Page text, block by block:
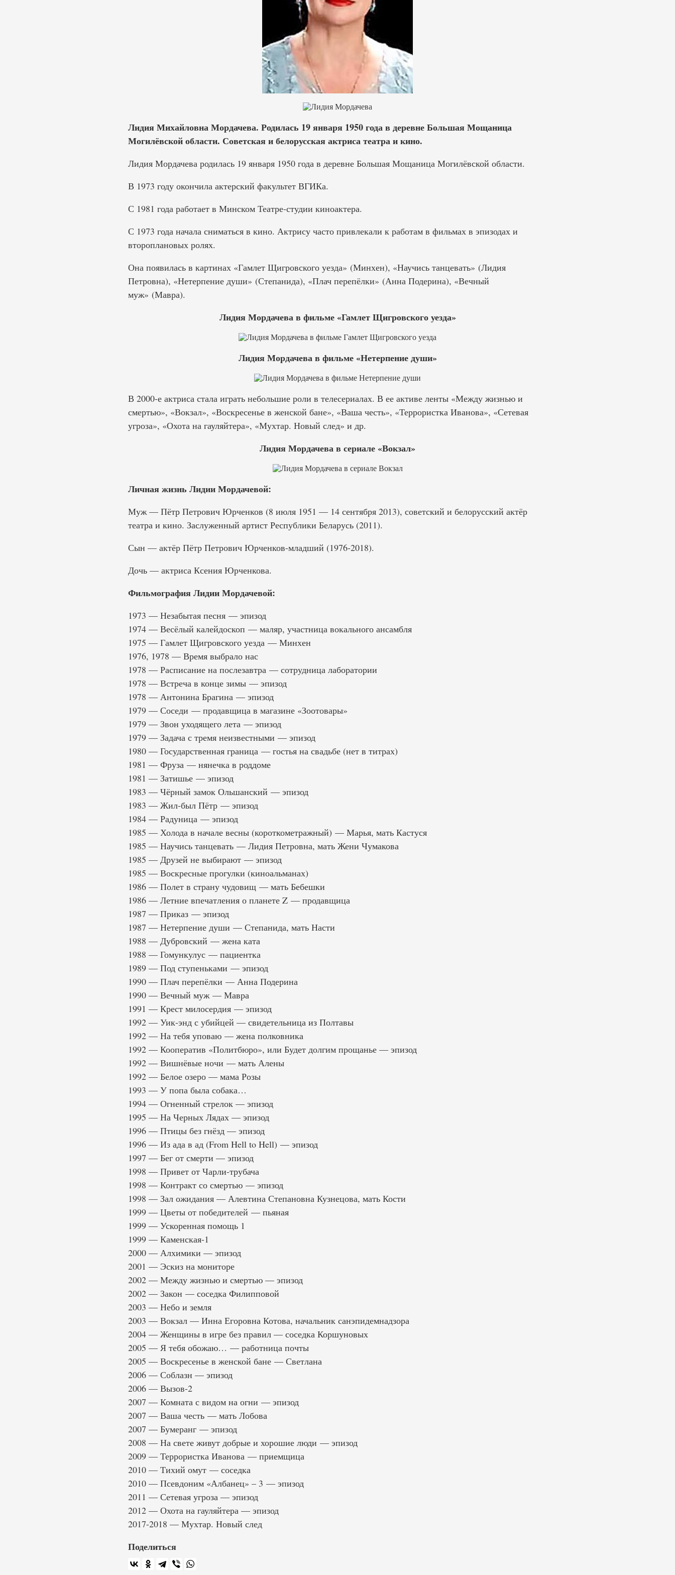
Лидия Михайловна Мордачева. Родилась 19 января 1950 года в деревне Большая Мощаница
Могилёвской области. Советская и белорусская актриса театра и кино.
Лидия Мордачева родилась 19 января 1950 года в деревне Большая Мощаница Могилёвской области.
В 1973 году окончила актерский факультет ВГИКа.
С 1981 года работает в Минском Театре-студии киноактера.
С 1973 года начала сниматься в кино. Актрису часто привлекали к работам в фильмах в эпизодах и
второплановых ролях.
Она появилась в картинах «Гамлет Щигровского уезда» (Минхен), «Научись танцевать» (Лидия
Петровна), «Нетерпение души» (Степанида), «Плач перепёлки» (Анна Подерина), «Вечный
муж» (Мавра).
Лидия Мордачева в фильме «Гамлет Щигровского уезда»
Лидия Мордачева в фильме «Нетерпение души»
В 2000-е актриса стала играть небольшие роли в телесериалах. В ее активе ленты «Между жизнью и
смертью», «Вокзал», «Воскресенье в женской бане», «Ваша честь», «Террористка Иванова», «Сетевая
угроза», «Охота на гауляйтера», «Мухтар. Новый след» и др.
Лидия Мордачева в сериале «Вокзал»
Личная жизнь Лидии Мордачевой:
Муж — Пётр Петрович Юрченков (8 июля 1951 — 14 сентября 2013), советский и белорусский актёр
театра и кино. Заслуженный артист Республики Беларусь (2011).
Сын — актёр Пётр Петрович Юрченков-младший (1976-2018).
Дочь — актриса Ксения Юрченкова.
Фильмография Лидии Мордачевой:
1973 — Незабытая песня — эпизод
1974 — Весёлый калейдоскоп — маляр, участница вокального ансамбля
1975 — Гамлет Щигровского уезда — Минхен
1976, 1978 — Время выбрало нас
1978 — Расписание на послезавтра — сотрудница лаборатории
1978 — Встреча в конце зимы — эпизод
1978 — Антонина Брагина — эпизод
1979 — Соседи — продавщица в магазине «Зоотовары»
1979 — Звон уходящего лета — эпизод
1979 — Задача с тремя неизвестными — эпизод
1980 — Государственная граница — гостья на свадьбе (нет в титрах)
1981 — Фруза — нянечка в роддоме
1981 — Затишье — эпизод
1983 — Чёрный замок Ольшанский — эпизод
1983 — Жил-был Пётр — эпизод
1984 — Радуница — эпизод
1985 — Холода в начале весны (короткометражный) — Марья, мать Кастуся
1985 — Научись танцевать — Лидия Петровна, мать Жени Чумакова
1985 — Друзей не выбирают — эпизод
1985 — Воскресные прогулки (киноальманах)
1986 — Полет в страну чудовищ — мать Бебешки
1986 — Летние впечатления о планете Z — продавщица
1987 — Приказ — эпизод
1987 — Нетерпение души — Степанида, мать Насти
1988 — Дубровский — жена ката
1988 — Гомункулус — пациентка
1989 — Под ступеньками — эпизод
1990 — Плач перепёлки — Анна Подерина
1990 — Вечный муж — Мавра
1991 — Крест милосердия — эпизод
1992 — Уик-энд с убийцей — свидетельница из Полтавы
1992 — На тебя уповаю — жена полковника
1992 — Кооператив «Политбюро», или Будет долгим прощанье — эпизод
1992 — Вишнёвые ночи — мать Алены
1992 — Белое озеро — мама Розы
1993 — У попа была собака…
1994 — Огненный стрелок — эпизод
1995 — На Черных Лядах — эпизод
1996 — Птицы без гнёзд — эпизод
1996 — Из ада в ад (From Hell to Hell) — эпизод
1997 — Бег от смерти — эпизод
1998 — Привет от Чарли-трубача
1998 — Контракт со смертью — эпизод
1998 — Зал ожидания — Алевтина Степановна Кузнецова, мать Кости
1999 — Цветы от победителей — пьяная
1999 — Ускоренная помощь 1
1999 — Каменская-1
2000 — Алхимики — эпизод
2001 — Эскиз на мониторе
2002 — Между жизнью и смертью — эпизод
2002 — Закон — соседка Филипповой
2003 — Небо и земля
2003 — Вокзал — Инна Егоровна Котова, начальник санэпидемнадзора
2004 — Женщины в игре без правил — соседка Коршуновых
2005 — Я тебя обожаю… — работница почты
2005 — Воскресенье в женской бане — Светлана
2006 — Соблазн — эпизод
2006 — Вызов-2
2007 — Комната с видом на огни — эпизод
2007 — Ваша честь — мать Лобова
2007 — Бумеранг — эпизод
2008 — На свете живут добрые и хорошие люди — эпизод
2009 — Террористка Иванова — приемщица
2010 — Тихий омут — соседка
2010 — Псевдоним «Албанец» – 3 — эпизод
2011 — Сетевая угроза — эпизод
2012 — Охота на гауляйтера — эпизод
2017-2018 — Мухтар. Новый след
Поделиться